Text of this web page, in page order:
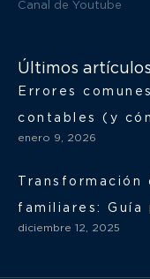
Canal de Youtube
Últimos artículos
Errores
contables (y
enero 9, 2026
familiares: Guía
diciembre 12, 2025